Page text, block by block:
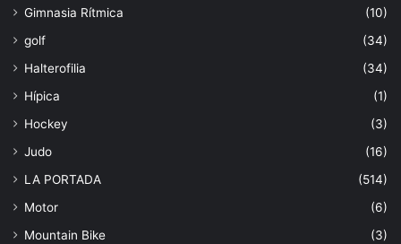
Gimnasia Rítmica
(10)
golf
(34)
Halterofilia
(34)
Hípica
(1)
Hockey
(3)
Judo
(16)
LA PORTADA
(514)
Motor
(6)
Mountain Bike
(3)